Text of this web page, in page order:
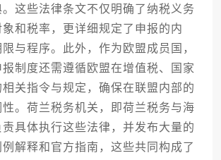
这些法律条文不仅明确了纳税义务
和税率，更详细规定了申报的内
与程序。此外，作为欧盟成员国，
制度还需遵循欧盟在增值税、国家
关指令与规定，确保在联盟内部的
。荷兰税务机关，即荷兰税务与海
具体执行这些法律，并发布大量的
解释和官方指南，这些共同构成了